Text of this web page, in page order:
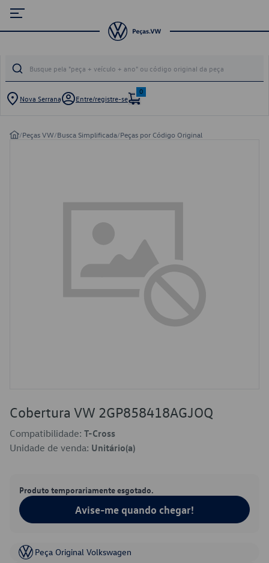
Nova Serrana Entre/registre-se
0
/Peças VW/Busca Simplificada/Peças por Código Original
Cobertura VW 2GP858418AGJOQ
Compatibilidade: T-Cross
Unidade de venda: Unitário(a)
Produto temporariamente esgotado.
Avise-me quando chegar!
Peça Original Volkswagen